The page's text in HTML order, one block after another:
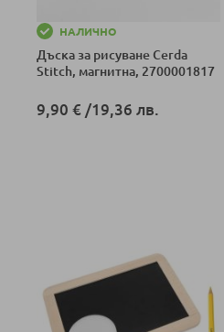
НАЛИЧНО
Дъска за рисуване Cerda
Stitch, магнитна, 2700001817
9,90 € /19,36 лв.